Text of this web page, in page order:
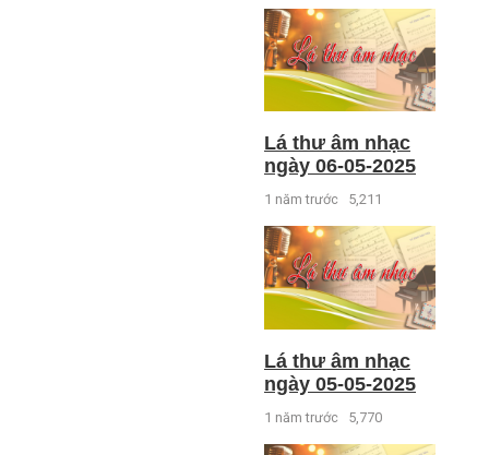
Lá thư âm nhạc
ngày 06-05-2025
1 năm trước 5,211
Lá thư âm nhạc
ngày 05-05-2025
1 năm trước 5,770